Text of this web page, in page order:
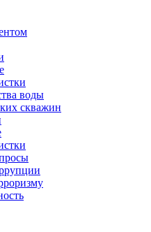
воды
скважин